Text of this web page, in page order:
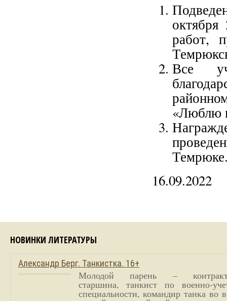
работ,
Все
«Люблю
16.09.2022
НОВИНКИ ЛИТЕРАТУРЫ
Александр Берг. Танкистка. 16+
Молодой парень –
старшина, танкист по военно-
специальности, командир танка во